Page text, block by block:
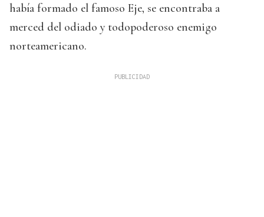
había formado el famoso Eje, se encontraba a
merced del odiado y todopoderoso enemigo
norteamericano.